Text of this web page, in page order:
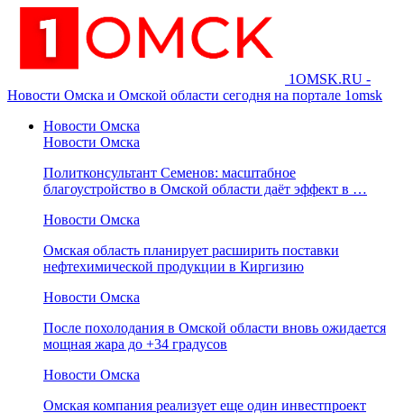
1OMSK.RU -
Новости Омска и Омской области сегодня на портале 1omsk
Новости Омска
Новости Омска
Политконсультант Семенов: масштабное
благоустройство в Омской области даёт эффект в …
Новости Омска
Омская область планирует расширить поставки
нефтехимической продукции в Киргизию
Новости Омска
После похолодания в Омской области вновь ожидается
мощная жара до +34 градусов
Новости Омска
Омская компания реализует еще один инвестпроект